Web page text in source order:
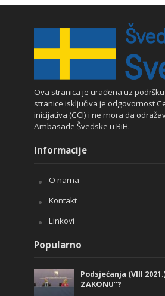
Ova stranica je urađena uz
stranice isključiva je odgovornost
inicijativa (CCI) i ne mora da
Ambasade Švedske u BiH.
Informacije
O nama
Kontakt
Linkovi
Popularno
Podsjećanja (VIII
ZAKONU”?